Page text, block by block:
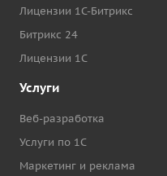
Лицензии 1С-Битрикс
Битрикс 24
Лицензии 1С
Услуги
Веб-разработка
Услуги по 1С
Маркетинг и реклама